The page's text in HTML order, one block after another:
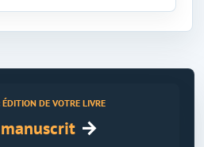
DE VOTRE LIVRE
→